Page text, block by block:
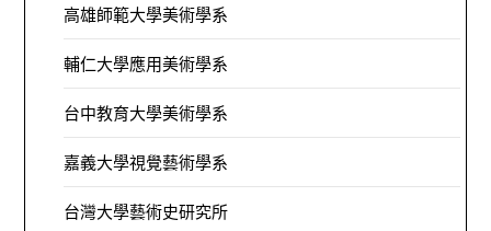
高雄師範大學美術學系
輔仁大學應用美術學系
台中教育大學美術學系
嘉義大學視覺藝術學系
台灣大學藝術史研究所